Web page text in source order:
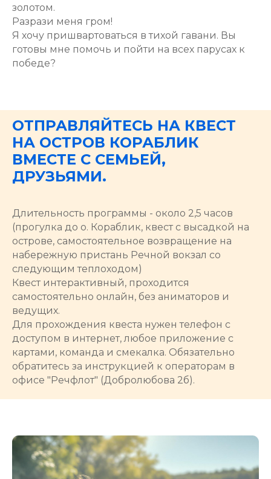
золотом.
​Разрази меня гром!
Я хочу пришвартоваться в тихой гавани. Вы
готовы мне помочь и пойти на всех парусах к
победе?
ОТПРАВЛЯЙТЕСЬ НА КВЕСТ
НА ОСТРОВ КОРАБЛИК
ВМЕСТЕ С СЕМЬЕЙ,
ДРУЗЬЯМИ.
Длительность программы - около 2,5 часов
(прогулка до о. Кораблик, квест с высадкой на
острове, самостоятельное возвращение на
набережную пристань Речной вокзал со
следующим теплоходом)
Квест интерактивный, проходится
самостоятельно онлайн, без аниматоров и
ведущих.
Для прохождения квеста нужен телефон с
доступом в интернет, любое приложение с
картами, команда и смекалка. Обязательно
обратитесь за инструкцией к операторам в
офисе "Речфлот" (Добролюбова 2б).